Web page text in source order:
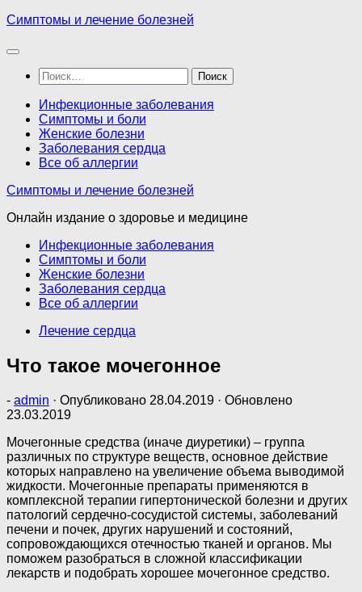
Перейти
содержимому
Симптомы и лечение болезней
Найти:
Инфекционные заболевания
Симптомы и боли
Женские болезни
Заболевания сердца
Все об аллергии
Симптомы и лечение болезней
Онлайн издание о здоровье и медицине
Инфекционные заболевания
Симптомы и боли
Женские болезни
Заболевания сердца
Все об аллергии
Лечение сердца
Что такое мочегонное
- admin · Опубликовано 28.04.2019 · Обновлено
23.03.2019
Мочегонные средства (иначе диуретики) – группа
различных по структуре веществ, основное действие
которых направлено на увеличение объема выводимой
жидкости. Мочегонные препараты применяются в
комплексной терапии гипертонической болезни и других
патологий сердечно-сосудистой системы, заболеваний
печени и почек, других нарушений и состояний,
сопровождающихся отечностью тканей и органов. Мы
поможем разобраться в сложной классификации
лекарств и подобрать хорошее мочегонное средство.